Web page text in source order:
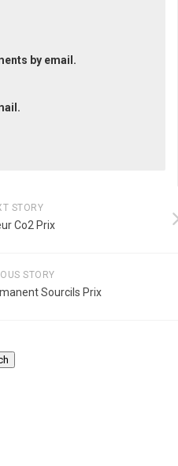
by email.
STORY
Co2 Prix
STORY
Sourcils Prix